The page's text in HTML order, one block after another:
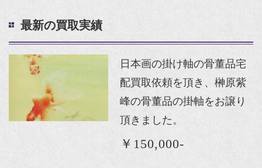
最新の買取実績
日本画の掛け軸の骨董品宅
配買取依頼を頂き、榊原紫
峰の骨董品の掛軸をお譲り
頂きました。
￥150,000-